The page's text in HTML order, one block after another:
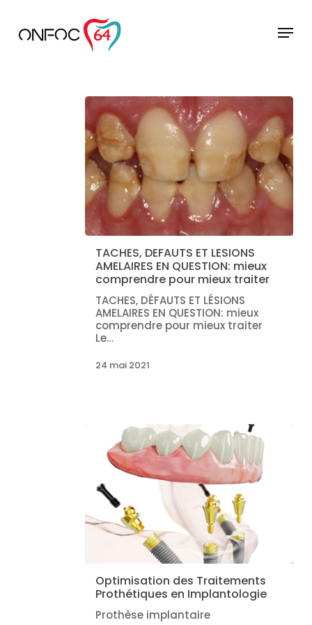
main
content
Menu
TACHES, DEFAUTS ET LESIONS
AMELAIRES EN QUESTION: mieux
comprendre pour mieux traiter
TACHES, DÉFAUTS ET LÉSIONS
AMELAIRES EN QUESTION: mieux
comprendre pour mieux traiter
Le…
24 mai 2021
Optimisation des Traitements
Prothétiques en Implantologie
Prothèse implantaire
Close